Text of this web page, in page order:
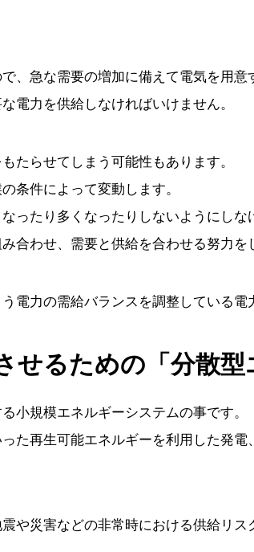
、急な需要の増加に備えて電気を用意
電力を供給しなければいけません。
たらせてしまう可能性もあります。
条件によって変動します。
ったり多くなったりしないようにしな
合わせ、需要と供給を合わせる努力を
電力の需給バランスを調整している電
せるための「分散型
小規模エネルギーシステムの事です。
た再生可能エネルギーを利用した発
や災害などの非常時における供給リ